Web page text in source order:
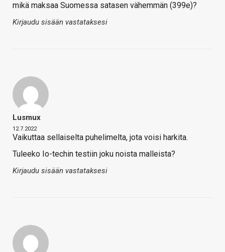
mikä maksaa Suomessa satasen vähemmän (399e)?
Kirjaudu sisään vastataksesi
Lusmux
12.7.2022
Vaikuttaa sellaiselta puhelimelta, jota voisi harkita.
Tuleeko Io-techin testiin joku noista malleista?
Kirjaudu sisään vastataksesi